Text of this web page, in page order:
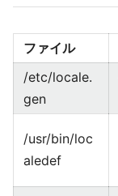
ファイル
/etc/locale.
gen
/usr/bin/loc
aledef